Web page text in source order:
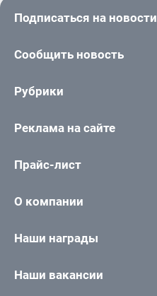
Подписаться на новости
Сообщить новость
Рубрики
Реклама на сайте
Прайс-лист
О компании
Наши награды
Наши вакансии